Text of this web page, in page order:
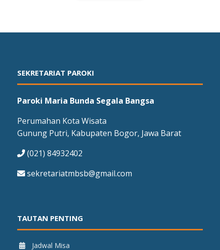
SEKRETARIAT PAROKI
Paroki Maria Bunda Segala Bangsa
Perumahan Kota Wisata
Gunung Putri, Kabupaten Bogor, Jawa Barat
(021) 84932402
sekretariatmbsb@gmail.com
TAUTAN PENTING
Jadwal Misa